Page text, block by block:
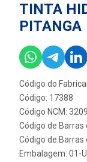
TINTA
PITANGA
Código do
Código: 17388
Código NCM:
Código de
Código de Barras
Embalagem: 01-